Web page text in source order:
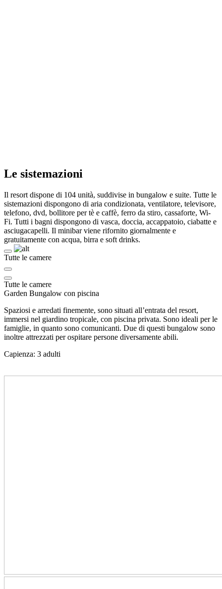
Le sistemazioni
Il resort dispone di 104 unità, suddivise in bungalow e suite. Tutte le
sistemazioni dispongono di aria condizionata, ventilatore, televisore,
telefono, dvd, bollitore per tè e caffè, ferro da stiro, cassaforte, Wi-
Fi. Tutti i bagni dispongono di vasca, doccia, accappatoio, ciabatte e
asciugacapelli. Il minibar viene rifornito giornalmente e
gratuitamente con acqua, birra e soft drinks.
Tutte le camere
Tutte le camere
Garden Bungalow con piscina
Spaziosi e arredati finemente, sono situati all’entrata del resort,
immersi nel giardino tropicale, con piscina privata. Sono ideali per le
famiglie, in quanto sono comunicanti. Due di questi bungalow sono
inoltre attrezzati per ospitare persone diversamente abili.
Capienza: 3 adulti